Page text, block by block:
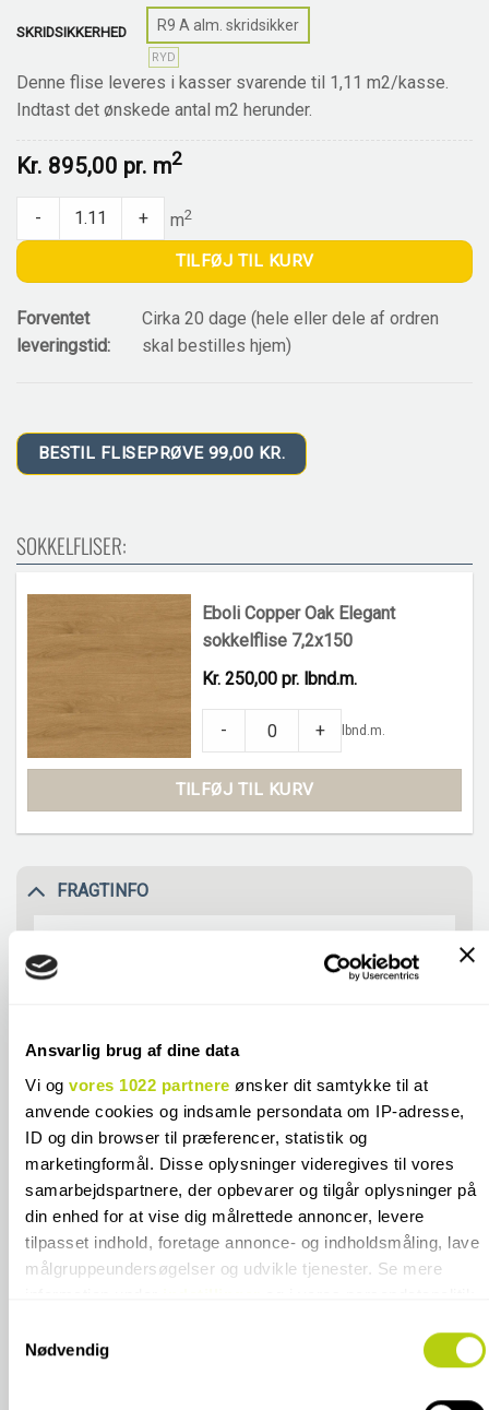
Ansvarlig brug af dine data
Vi og vores 1022 partnere ønsker dit samtykke til at
anvende cookies og indsamle persondata om IP-adresse,
ID og din browser til præferencer, statistik og
marketingformål. Disse oplysninger videregives til vores
samarbejdspartnere, der opbevarer og tilgår oplysninger på
din enhed for at vise dig målrettede annoncer, levere
tilpasset indhold, foretage annonce- og indholdsmåling, lave
målgruppeundersøgelser og udvikle tjenester. Se mere
indstillinger fra vores "Cookiedeklaration", eller ved at trykke
Nødvendig
FRAGTINFO
20-3000kg (fragtmand må stilles)* 850 kr.
20-3000kg (fragtmand kræver
underskrift)*
850 kr.
Afhentning i butik** GRATIS
**Emballage- og håndteringstillæg ved
SKRIDSIKKERHED R9 A alm. skridsikker
RYD
Denne flise leveres i kasser svarende til 1,11 m2/kasse.
Indtast det ønskede antal m2 herunder.
Kr. 895,00 pr. m2
Eboli Copper Oak Elegant quantity
- + m2
TILFØJ TIL KURV
Forventet
leveringstid:
Cirka 20 dage (hele eller dele af ordren
skal bestilles hjem)
BESTIL FLISEPRØVE 99,00 KR.
SOKKELFLISER:
Eboli Copper Oak Elegant
sokkelflise 7,2x150
Kr. 250,00 pr. lbnd.m.
Eboli Copper Oak Elegant sokkelflise
- + lbnd.m.
TILFØJ TIL KURV